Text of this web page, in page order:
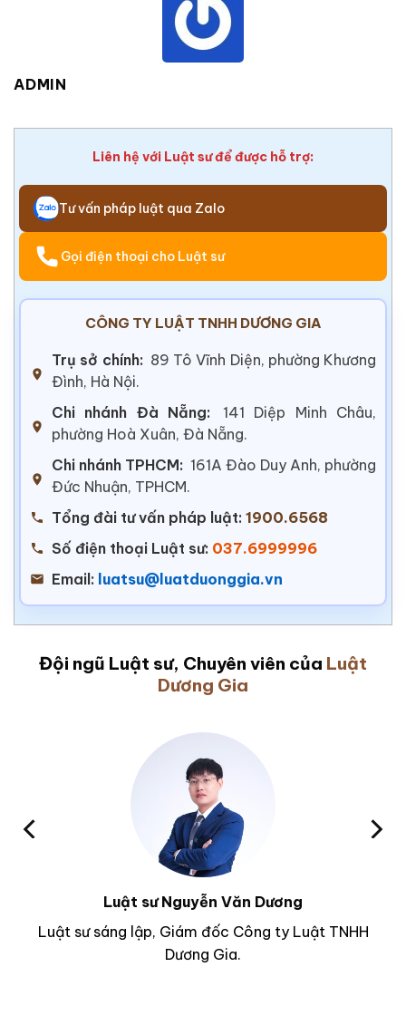
ADMIN
Liên hệ với Luật sư để được hỗ trợ:
Tư vấn pháp luật qua Zalo
Gọi điện thoại cho Luật sư
CÔNG TY LUẬT TNHH DƯƠNG GIA
Trụ sở chính: 89 Tô Vĩnh Diện, phường Khương
Đình, Hà Nội.
Chi nhánh Đà Nẵng:
141 Diệp Minh Châu,
phường Hoà Xuân, Đà Nẵng.
Chi nhánh TPHCM: 161A Đào Duy Anh, phường
Đức Nhuận, TPHCM.
Tổng đài tư vấn pháp luật: 1900.6568
Số điện thoại Luật sư: 037.6999996
Email: luatsu@luatduonggia.vn
Đội ngũ Luật sư, Chuyên viên của Luật
Dương Gia
Luật sư Nguyễn Văn Dương
Luật sư sáng lập, Giám đốc Công ty Luật TNHH
Dương Gia.